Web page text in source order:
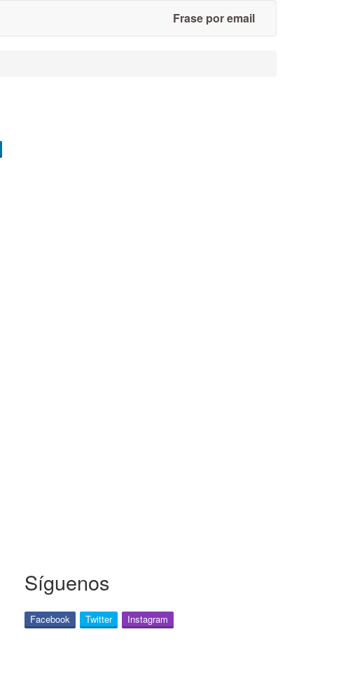
Frase por email
Síguenos
Facebook Twitter Instagram